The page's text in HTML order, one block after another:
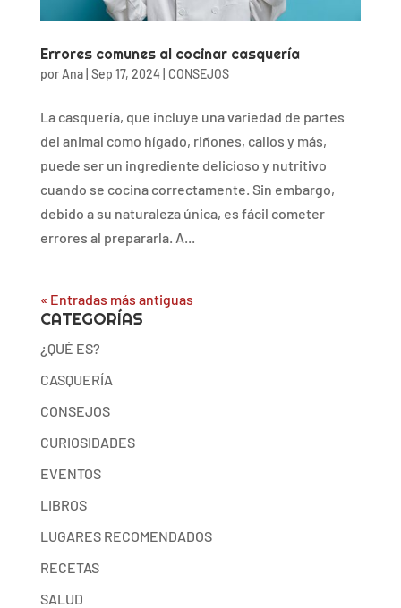
Errores comunes al cocinar casquería
porAna| Sep 17, 2024| CONSEJOS
La casquería, que incluye una variedad de partes
del animal como hígado, riñones, callos y más,
puede ser un ingrediente delicioso y nutritivo
cuando se cocina correctamente. Sin embargo,
debido a su naturaleza única, es fácil cometer
errores al prepararla. A...
« Entradas más antiguas
CATEGORÍAS
¿QUÉ ES?
CASQUERÍA
CONSEJOS
CURIOSIDADES
EVENTOS
LIBROS
LUGARES RECOMENDADOS
RECETAS
SALUD